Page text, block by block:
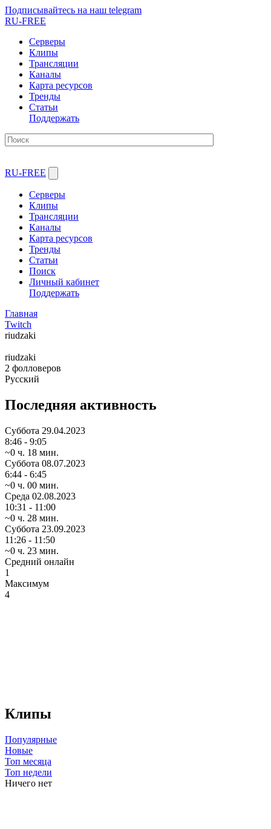
Подписывайтесь на наш telegram
RU-FREE
Серверы
Клипы
Трансляции
Каналы
Карта ресурсов
Тренды
Статьи
Поддержать
RU-FREE
Серверы
Клипы
Трансляции
Каналы
Карта ресурсов
Тренды
Статьи
Поиск
Личный кабинет
Поддержать
Главная
Twitch
riudzaki
riudzaki
2 фолловеров
Русский
Последняя активность
Суббота 29.04.2023
8:46 - 9:05
~0 ч. 18 мин.
Суббота 08.07.2023
6:44 - 6:45
~0 ч. 00 мин.
Среда 02.08.2023
10:31 - 11:00
~0 ч. 28 мин.
Суббота 23.09.2023
11:26 - 11:50
~0 ч. 23 мин.
Средний онлайн
1
Максимум
4
Клипы
Популярные
Новые
Топ месяца
Топ недели
Ничего нет